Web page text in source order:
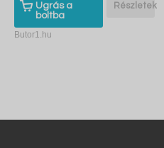
Ugrás a
boltba
Részletek
Butor1.hu